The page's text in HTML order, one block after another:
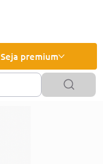
Seja premium